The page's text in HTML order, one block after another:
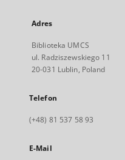
Adres
Biblioteka UMCS
ul. Radziszewskiego 11
20-031 Lublin, Poland
Telefon
(+48) 81 537 58 93
E-Mail